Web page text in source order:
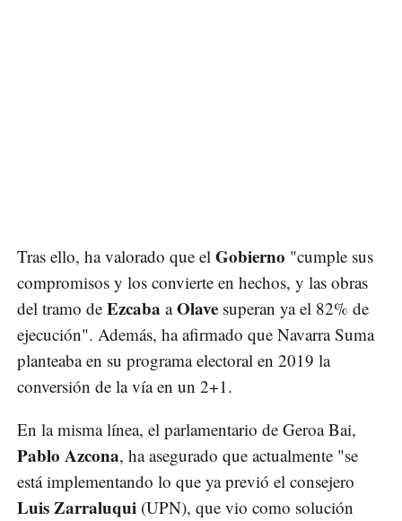
Tras ello, ha valorado que el Gobierno "cumple sus
compromisos y los convierte en hechos, y las obras
del tramo de Ezcaba aOlave superan ya el 82% de
ejecución". Además, ha afirmado que Navarra Suma
planteaba en su programa electoral en 2019 la
conversión de la vía en un 2+1.
En la misma línea, el parlamentario de Geroa Bai,
Pablo Azcona, ha asegurado que actualmente "se
está implementando lo que ya previó el consejero
Luis Zarraluqui (UPN), que vio como solución